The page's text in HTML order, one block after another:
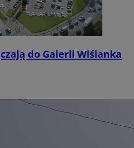
do Galerii Wiślanka